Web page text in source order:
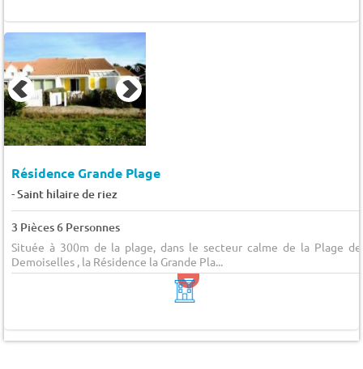
Résidence Grande Plage
-Saint hilaire de riez
3 Pièces 6 Personnes
Située à 300m de la plage, dans le secteur calme de la Plage
Demoiselles , la Résidence la Grande Pla...